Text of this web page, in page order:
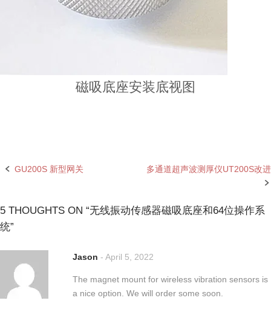
磁吸底座安装底视图
PostGU200S 新型网关 多通道超声波测厚仪UT200S改进
5 THOUGHTS ON “无线振动传感器磁吸底座和64位操作系
统”
Jason - April 5, 2022
The magnet mount for wireless vibration sensors is
a nice option. We will order some soon.